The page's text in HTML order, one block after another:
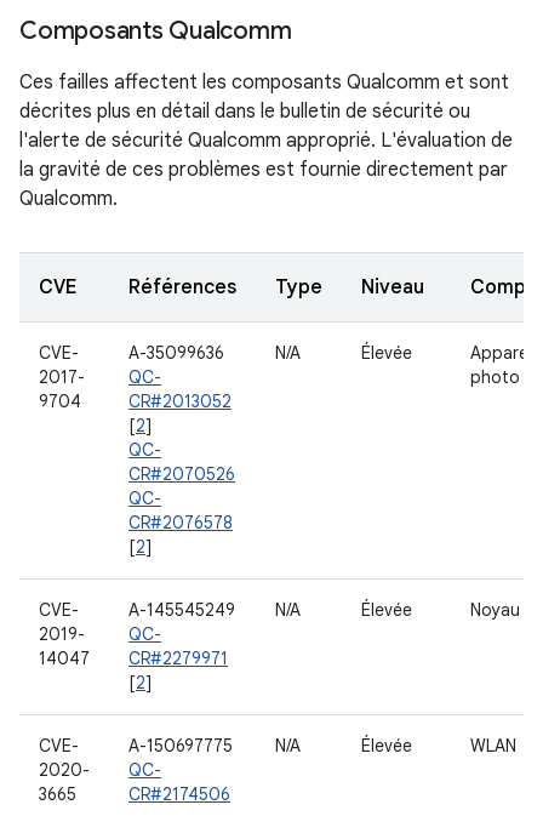
Composants Qualcomm
Ces failles affectent les composants Qualcomm et sont
décrites plus en détail dans le bulletin de sécurité ou
l'alerte de sécurité Qualcomm approprié. L'évaluation de
la gravité de ces problèmes est fournie directement par
Qualcomm.
CVE Références Type Niveau
CVE-
2017-
9704
A-35099636
QC-
CR#2013052
[2]
QC-
CR#2070526
QC-
CR#2076578
[2]
N/A Élevée
Appareil
photo
CVE-
2019-
14047
A-145545249
QC-
CR#2279971
[2]
N/A Élevée Noyau
CVE-
2020-
3665
A-150697775
QC-
CR#2174506
N/A Élevée WLAN